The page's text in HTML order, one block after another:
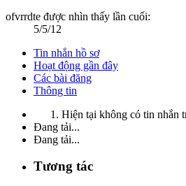
ofvrrdte được nhìn thấy lần cuối:
5/5/12
Tin nhắn hồ sơ
Hoạt động gần đây
Các bài đăng
Thông tin
Hiện tại không có tin nhắn
Đang tải...
Đang tải...
Tương tác